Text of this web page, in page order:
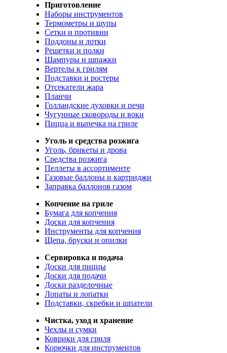
Приготовление
Наборы инструментов
Термометры и щупы
Сетки и противни
Поддоны и лотки
Решетки и полки
Шампуры и шпажки
Вертелы к грилям
Подставки и ростеры
Отсекатели жара
Планчи
Голландские духовки и печи
Чугунные сковороды и воки
Пицца и выпечка на гриле
Уголь и средства розжига
Уголь, брикеты и дрова
Средства розжига
Пеллеты в ассортименте
Газовые баллоны и картриджи
Заправка баллонов газом
Копчение на гриле
Бумага для копчения
Доски для копчения
Инструменты для копчения
Щепа, бруски и опилки
Сервировка и подача
Доски для пиццы
Доски для подачи
Доски разделочные
Лопаты и лопатки
Подставки, скребки и шпатели
Чистка, уход и хранение
Чехлы и сумки
Коврики для гриля
Корючки для инструментов